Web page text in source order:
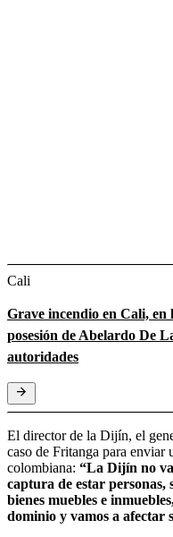
Cali
Grave incendio en Cali,
posesión de Abelardo De
autoridades
El director de la Dijín, el
caso de Fritanga para enviar
colombiana: “La Dijín no va
captura de estar personas,
bienes muebles e
dominio y vamos a afectar